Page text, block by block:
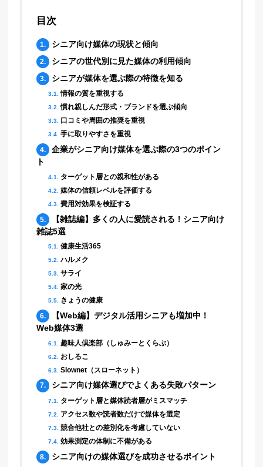
目次
1. シニア向け媒体の現状と傾向
2. シニアの世代別に見た媒体の利用傾向
3. シニアが媒体を選ぶ際の特徴を知る
3.1. 情報の質を重視する
3.2. 慣れ親しんだ形式・ブランドを選ぶ傾向
3.3. 口コミや周囲の推奨を重視
3.4. 手に取りやすさを重視
4.
企業がシニア向け媒体を選ぶ際の3つのポイン
ト
4.1. ターゲット層との親和性がある
4.2. 媒体の信頼レベルを評価する
4.3. 費用対効果を検証する
5.
【雑誌編】多くの人に愛読される！シニア向け
雑誌5選
5.1. 健康生活365
5.2. ハルメク
5.3. サライ
5.4. 家の光
5.5.
きょうの健康
6.
【Web編】デジタル活用シニアも増加中！
Web媒体3選
6.1. 趣味人倶楽部（しゅみーとくらぶ）
6.2. おしるこ
6.3. Slownet（スローネット）
7.
シニア向け媒体選びでよくある失敗パターン
7.1. ターゲット層と媒体読者層がミスマッチ
7.2. アクセス数や読者数だけで媒体を選定
7.3. 競合他社との差別化を考慮していない
7.4. 効果測定の体制に不備がある
8.
シニア向けの媒体選びを成功させるポイント